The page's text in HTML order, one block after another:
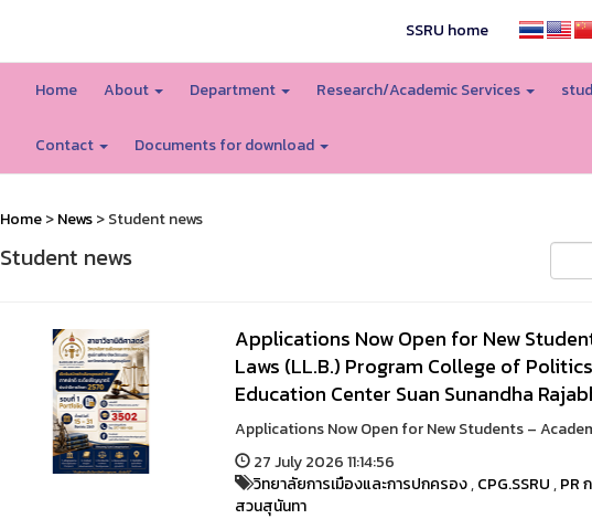
SSRU home
Home About Department Research/Academic Services
Contact Documents for download
Home>News> Student news
Student news
Applications Now Open for New
Laws (LL.B.) Program College of
Education Center Suan Sunandha
Applications Now Open for New Students –
27 July 2026 11:14:56
วิทยาลัยการเมืองและการปกครอง,CPG.SSRU,PR
สวนสุนันทา